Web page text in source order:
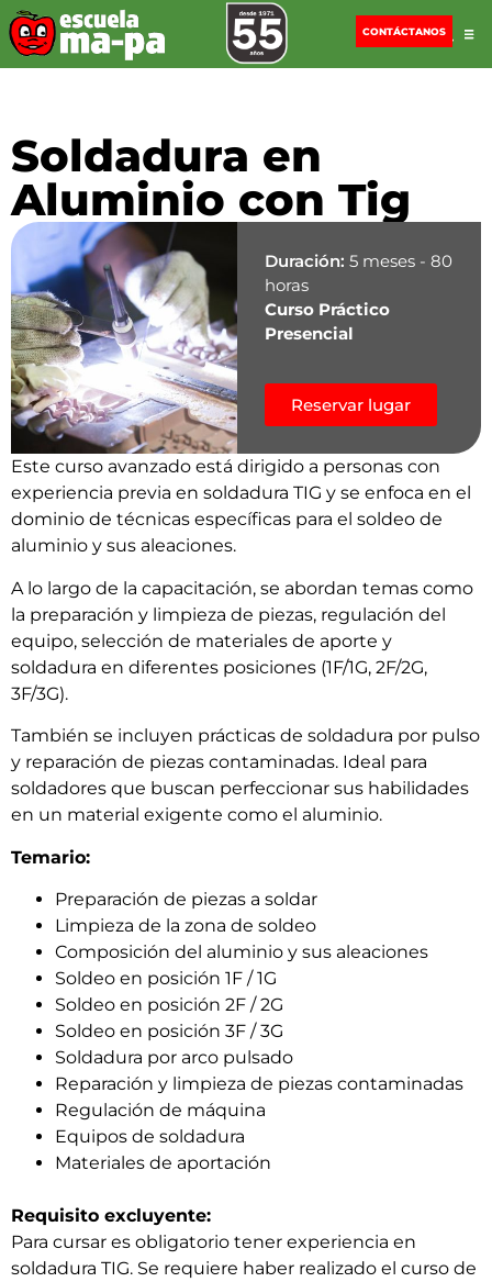
CONTÁCTANOS
Soldadura en
Aluminio con Tig
Duración: 5 meses - 80
horas
Curso Práctico
Presencial
Reservar lugar
Este curso avanzado está dirigido a personas con
experiencia previa en soldadura TIG y se enfoca en el
dominio de técnicas específicas para el soldeo de
aluminio y sus aleaciones.
A lo largo de la capacitación, se abordan temas como
la preparación y limpieza de piezas, regulación del
equipo, selección de materiales de aporte y
soldadura en diferentes posiciones (1F/1G, 2F/2G,
3F/3G).
También se incluyen prácticas de soldadura por pulso
y reparación de piezas contaminadas. Ideal para
soldadores que buscan perfeccionar sus habilidades
en un material exigente como el aluminio.
Temario:
Preparación de piezas a soldar
Limpieza de la zona de soldeo
Composición del aluminio y sus aleaciones
Soldeo en posición 1F / 1G
Soldeo en posición 2F / 2G
Soldeo en posición 3F / 3G
Soldadura por arco pulsado
Reparación y limpieza de piezas contaminadas
Regulación de máquina
Equipos de soldadura
Materiales de aportación
Requisito excluyente:
Para cursar es obligatorio tener experiencia en
soldadura TIG. Se requiere haber realizado el curso de